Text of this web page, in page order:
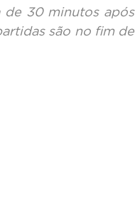
de 30 minutos após
são no fim de